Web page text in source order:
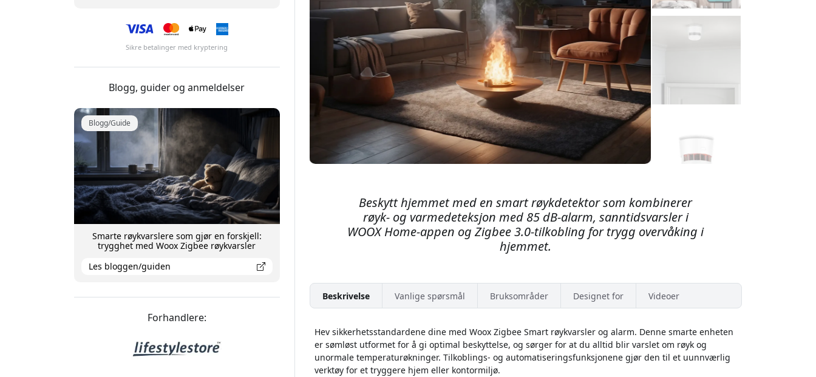
Beskytt hjemmet med en smart røykdetektor som kombinerer
røyk- og varmedeteksjon med 85 dB-alarm, sanntidsvarsler i
WOOX Home-appen og Zigbee 3.0-tilkobling for trygg overvåking i
hjemmet.
Beskrivelse Vanlige spørsmål Bruksområder Designet for Videoer
Hev sikkerhetsstandardene dine med Woox Zigbee Smart røykvarsler og alarm. Denne smarte enheten
er sømløst utformet for å gi optimal beskyttelse, og sørger for at du alltid blir varslet om røyk og
unormale temperaturøkninger. Tilkoblings- og automatiseringsfunksjonene gjør den til et uunnværlig
verktøy for et tryggere hjem eller kontormiljø.
Sikre betalinger med kryptering
Blogg, guider og anmeldelser
Blogg/Guide
Smarte røykvarslere som gjør en forskjell:
trygghet med Woox Zigbee røykvarsler
Les bloggen/guiden
Forhandlere: